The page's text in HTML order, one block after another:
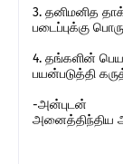
3. தனிமனித
படைப்புக்கு
4. தங்களின்
பயன்படுத்தி
-அன்புடன்
அனைத்திந்திய